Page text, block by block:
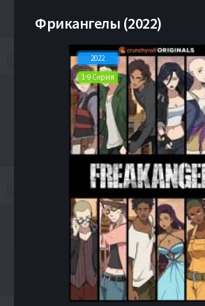
Фрикангелы (2022)
2022
1-9 Серия